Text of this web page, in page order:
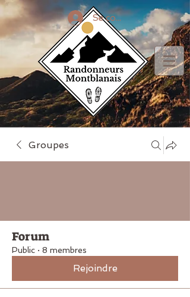
Se connecter
Groupes
Forum
Public · 8 membres
Rejoindre